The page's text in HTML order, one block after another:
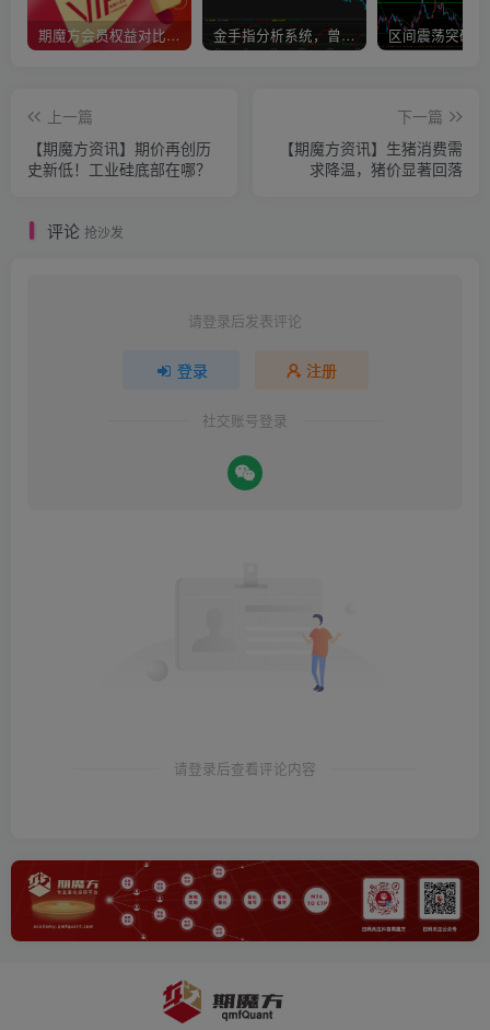
期魔方会员权益对比，总有一项适合您！ 金手指分析系统，曾经市场价39800
上一篇
【期魔方资讯】期价再创历
史新低！工业硅底部在哪？
下一篇
【期魔方资讯】生猪消费需
求降温，猪价显著回落
评论 抢沙发
请登录后发表评论
登录 注册
社交账号登录
请登录后查看评论内容